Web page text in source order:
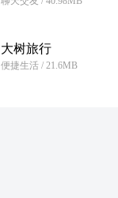
大树旅行
便捷生活 / 21.6MB